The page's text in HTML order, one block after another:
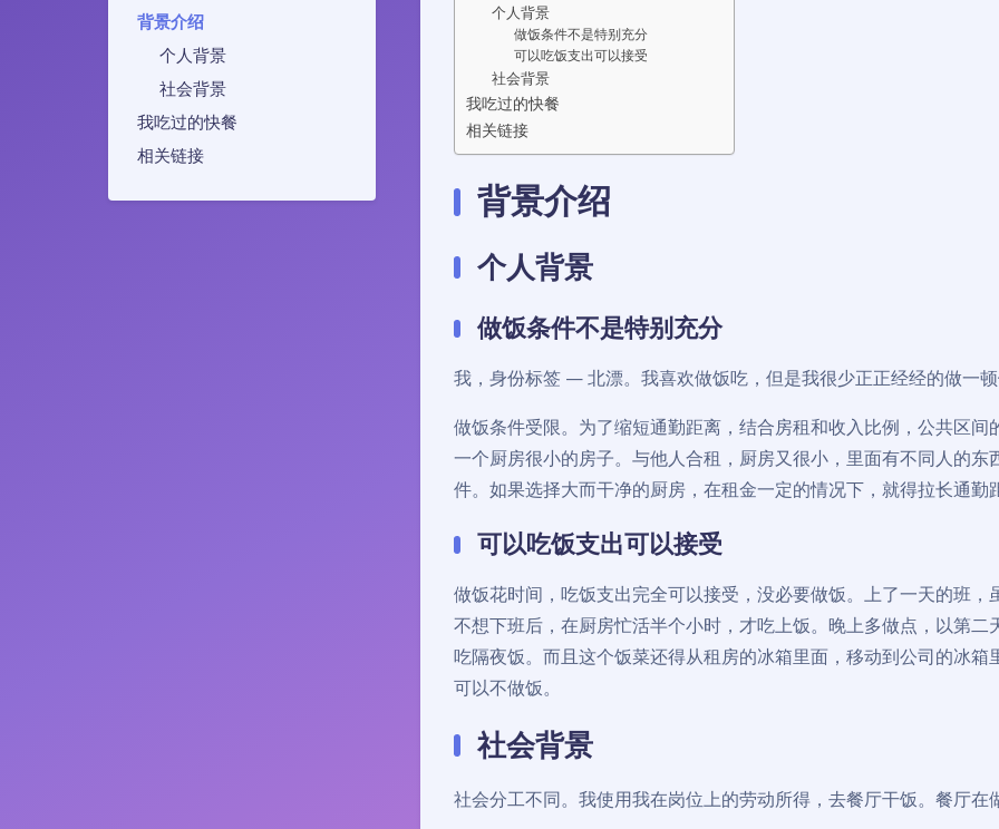
背景介绍
个人背景
社会背景
我吃过的快餐
相关链接
个人背景
做饭条件不是特别充分
可以吃饭支出可以接受
社会背景
我吃过的快餐
相关链接
背景介绍
个人背景
做饭条件不是特别充分
我，身份标签 — 北漂。我喜欢做饭吃，但是我很少正正经经的做一
做饭条件受限。为了缩短通勤距离，结合房租和收入比例，公共区
一个厨房很小的房子。与他人合租，厨房又很小，里面有不同人的
件。如果选择大而干净的厨房，在租金一定的情况下，就得拉长通
可以吃饭支出可以接受
做饭花时间，吃饭支出完全可以接受，没必要做饭。上了一天的班
不想下班后，在厨房忙活半个小时，才吃上饭。晚上多做点，以第
吃隔夜饭。而且这个饭菜还得从租房的冰箱里面，移动到公司的冰
可以不做饭。
社会背景
社会分工不同。我使用我在岗位上的劳动所得，去餐厅干饭。餐厅在